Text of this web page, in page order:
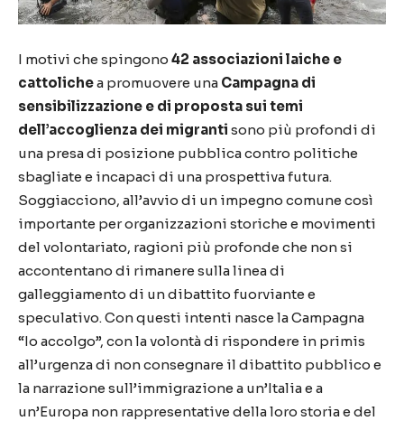
I motivi che spingono 42 associazioni laiche e
cattolichea promuovere una Campagna di
sensibilizzazione e di proposta sui temi
dell’accoglienza dei migranti sono più profondi di
una presa di posizione pubblica contro politiche
sbagliate e incapaci di una prospettiva futura.
Soggiacciono, all’avvio di un impegno comune così
importante per organizzazioni storiche e movimenti
del volontariato, ragioni più profonde che non si
accontentano di rimanere sulla linea di
galleggiamento di un dibattito fuorviante e
speculativo. Con questi intenti nasce la Campagna
“Io accolgo”, con la volontà di rispondere in primis
all’urgenza di non consegnare il dibattito pubblico e
la narrazione sull’immigrazione a un’Italia e a
un’Europa non rappresentative della loro storia e del